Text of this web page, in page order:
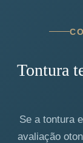
Tontura
Se a tontura
avaliação